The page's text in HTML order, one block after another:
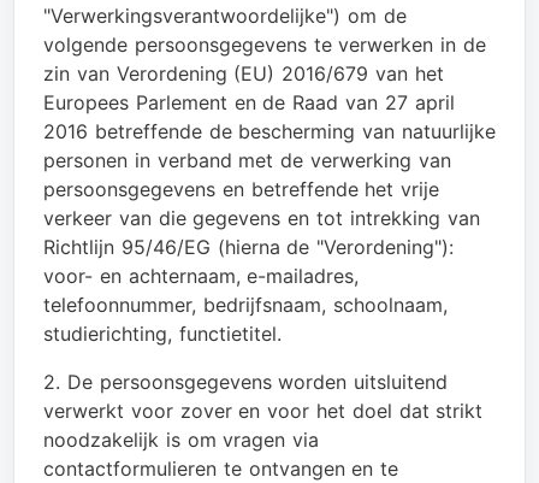
"Verwerkingsverantwoordelijke") om de
volgende persoonsgegevens te verwerken in de
zin van Verordening (EU) 2016/679 van het
Europees Parlement en de Raad van 27 april
2016 betreffende de bescherming van natuurlijke
personen in verband met de verwerking van
persoonsgegevens en betreffende het vrije
verkeer van die gegevens en tot intrekking van
Richtlijn 95/46/EG (hierna de "Verordening"):
voor- en achternaam, e-mailadres,
telefoonnummer, bedrijfsnaam, schoolnaam,
studierichting, functietitel.
2. De persoonsgegevens worden uitsluitend
verwerkt voor zover en voor het doel dat strikt
noodzakelijk is om vragen via
contactformulieren te ontvangen en te